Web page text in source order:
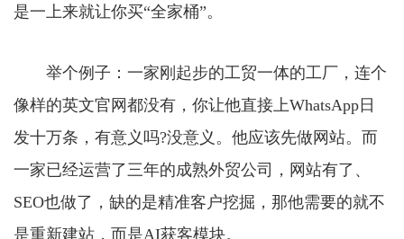
是一上来就让你买“全家桶”。
举个例子：一家刚起步的工贸一体的工厂，连个
像样的英文官网都没有，你让他直接上WhatsApp日
发十万条，有意义吗?没意义。他应该先做网站。而
一家已经运营了三年的成熟外贸公司，网站有了、
SEO也做了，缺的是精准客户挖掘，那他需要的就不
是重新建站，而是AI获客模块。